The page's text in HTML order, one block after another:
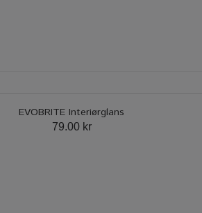
EVOBRITE Interiørglans
79.00 kr